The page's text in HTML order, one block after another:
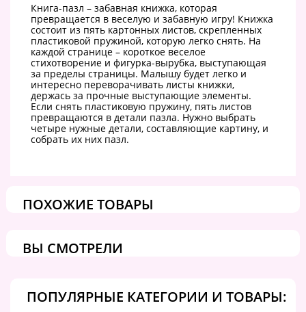
Книга-пазл – забавная книжка, которая
превращается в веселую и забавную игру! Книжка
состоит из пять картонных листов, скрепленных
пластиковой пружиной, которую легко снять. На
каждой странице – короткое веселое
стихотворение и фигурка-вырубка, выступающая
за пределы страницы. Малышу будет легко и
интересно переворачивать листы книжки,
держась за прочные выступающие элементы.
Если снять пластиковую пружину, пять листов
превращаются в детали пазла. Нужно выбрать
четыре нужные детали, составляющие картину, и
собрать их них пазл.
ПОХОЖИЕ ТОВАРЫ
ВЫ СМОТРЕЛИ
ПОПУЛЯРНЫЕ КАТЕГОРИИ И ТОВАРЫ: